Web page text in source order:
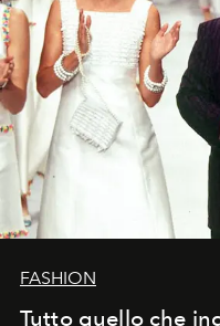
FASHION
Tutto quello che